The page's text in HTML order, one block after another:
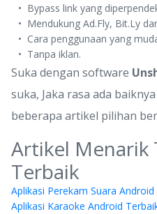
Bypass link yang
Mendukung Ad.Fly, Bit.Ly
Cara penggunaan yang
Tanpa iklan.
Suka dengan software
suka, Jaka rasa ada
beberapa artikel pilihan
Artikel Menarik
Terbaik
Aplikasi Perekam Suara
Aplikasi Karaoke Android